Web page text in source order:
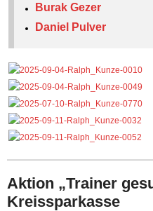
Burak Gezer
Daniel Pulver
Aktion „Trainer
Kreissparkasse